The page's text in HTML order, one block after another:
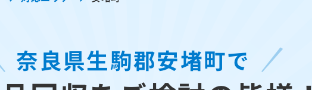
奈良県生駒郡安堵町で